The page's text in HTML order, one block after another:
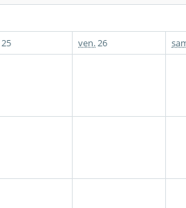
25 ven. 26